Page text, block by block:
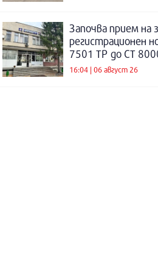
Започва прием на
регистрационен
7501 ТР до СТ
16:04 | 06 август 26